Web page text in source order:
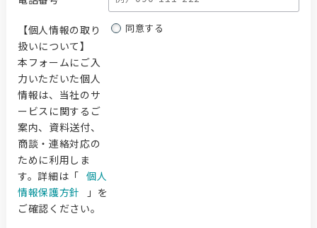
【個人情報の取り
扱いについて】
本フォームにご入
力いただいた個人
情報は、当社のサ
ービスに関するご
案内、資料送付、
商談・連絡対応の
ために利用しま
す。詳細は「 個人
情報保護方針
」を
ご確認ください。
同意する